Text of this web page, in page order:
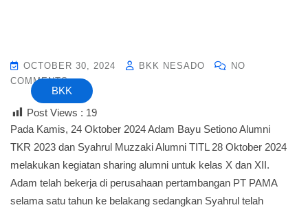
BKK
OCTOBER 30, 2024 BKK NESADO
NO
COMMENTS
Post Views : 19
Pada Kamis, 24 Oktober 2024 Adam Bayu Setiono Alumni
TKR 2023 dan Syahrul Muzzaki Alumni TITL 28 Oktober 2024
melakukan kegiatan sharing alumni untuk kelas X dan XII.
Adam telah bekerja di perusahaan pertambangan PT PAMA
selama satu tahun ke belakang sedangkan Syahrul telah